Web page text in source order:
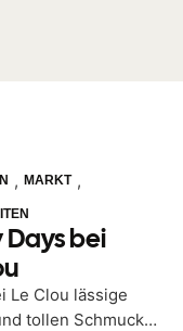
, MARKT ,
Days bei
Le Clou lässige
tollen Schmuck